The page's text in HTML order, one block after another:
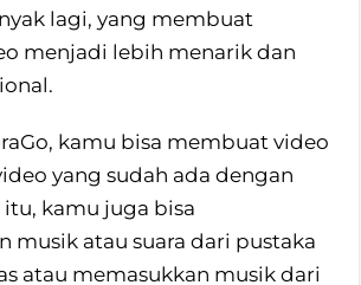
lagi, yang membuat
menjadi lebih menarik dan
kamu bisa membuat video
yang sudah ada dengan
itu, kamu juga bisa
musik atau suara dari pustaka
atau memasukkan musik dari